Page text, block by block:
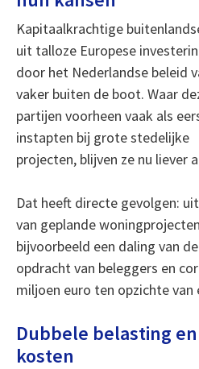
Kapitaalkrachtige
uit talloze Europese
door het Nederlandse beleid
vaker buiten de boot. Waar
partijen voorheen vaak als
instapten bij grote stedelijke
projecten, blijven ze nu liever
Dat heeft directe gevolgen:
van geplande
bijvoorbeeld een daling van
opdracht van beleggers en
miljoen euro ten opzichte van
Dubbele belasting
kosten